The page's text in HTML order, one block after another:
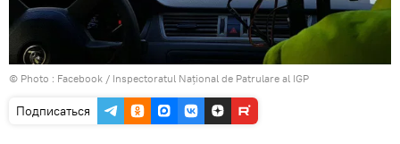
© Photo : Facebook / Inspectoratul Național de Patrulare al IGP
Подписаться